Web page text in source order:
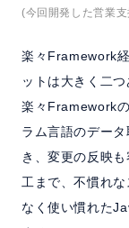
(今回開発した営業
楽々Framework
ットは大きく二
楽々Framework
ラム言語のデー
き、変更の反映
工まで、不慣れ
なく使い慣れた